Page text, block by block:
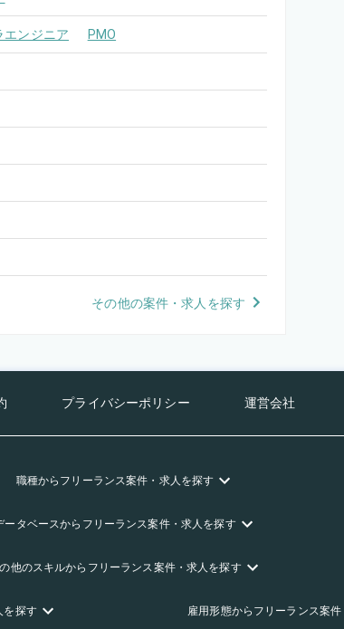
エンジニア PMO
その他の案件・求人を探す
プライバシーポリシー 運営会社
職種からフリーランス案件・求人を探す
ータベースからフリーランス案件・求人を探す
他のスキルからフリーランス案件・求人を探す
を探す 雇用形態からフリーランス案件